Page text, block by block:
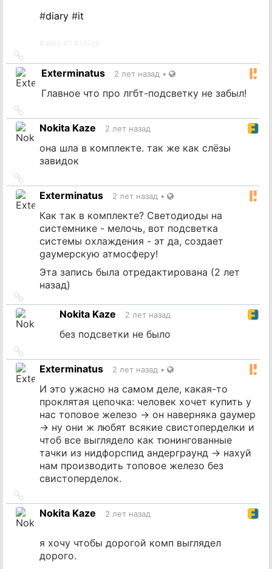
#diary #it
на
источникExterminatus 2 лет назад •
Главное что про лгбт-подсветку не забыл!
на
источник
Nokita Kaze 2 лет назад
она шла в комплекте. так же как слёзы
завидок
на
источник
Exterminatus 2 лет назад •
Как так в комплекте? Светодиоды на
системнике - мелочь, вот подсветка
системы охлаждения - эт да, создает
gayмерскую атмосферу!
Эта запись была отредактирована (2 лет
назад)
на
источникNokita Kaze 2 лет назад
без подсветки не было
на
источник
Exterminatus 2 лет назад •
И это ужасно на самом деле, какая-то
проклятая цепочка: человек хочет купить у
нас топовое железо -> он наверняка gayмер
-> ну они ж любят всякие свистоперделки и
чтоб все выглядело как тюнингованные
тачки из нидфорспид андерграунд -> нахуй
нам производить топовое железо без
свистоперделок.
на
источник
Nokita Kaze 2 лет назад
я хочу чтобы дорогой комп выглядел
дорого.